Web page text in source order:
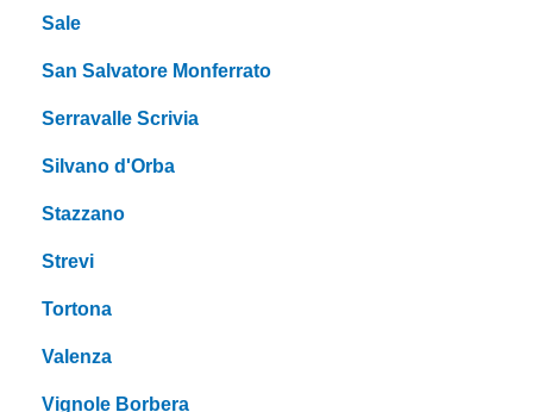
Sale
San Salvatore Monferrato
Serravalle Scrivia
Silvano d'Orba
Stazzano
Strevi
Tortona
Valenza
Vignole Borbera